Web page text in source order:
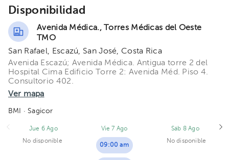
Disponibilidad
Avenida Médica., Torres Médicas del Oeste
TMO
San Rafael, Escazú, San José, Costa Rica
Avenida Escazú; Avenida Médica. Antigua torre 2 del
Hospital Cima Edificio Torre 2: Avenida Méd. Piso 4.
Consultorio 402.
Ver mapa
BMI · Sagicor
Jue 6 Ago
No disponible
Vie 7 Ago
09:00 am
Sáb 8 Ago
No disponible